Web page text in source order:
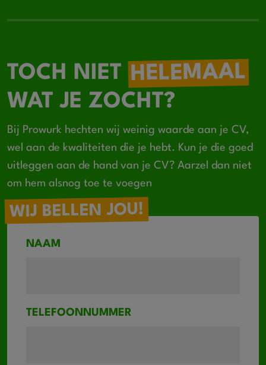
TOCH NIETHELEMAAL
WAT JE ZOCHT?
Bij Prowurk hechten wij weinig waarde aan je CV,
wel aan de kwaliteiten die je hebt. Kun je die goed
uitleggen aan de hand van je CV? Aarzel dan niet
om hem alsnog toe te voegen
WIJ BELLEN JOU!
NAAM
TELEFOONNUMMER